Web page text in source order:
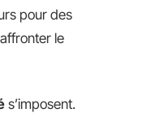
pour des
le
s’imposent.